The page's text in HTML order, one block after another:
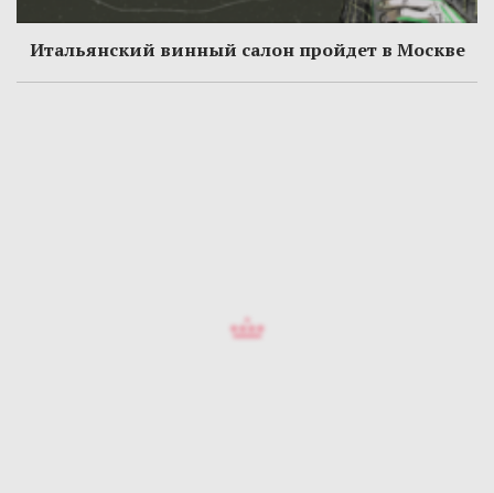
Итальянский винный салон пройдет в Москве